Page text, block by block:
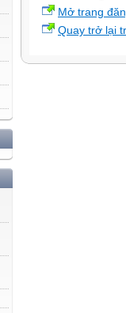
Mở trang
Quay trở lại